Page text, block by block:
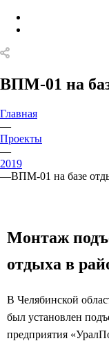
ВПМ-01 на
Главная
—
Проекты
—
2019
—ВПМ-01 на базе
Монтаж
отдыха в
В Челябинской
был установлен
предприятия